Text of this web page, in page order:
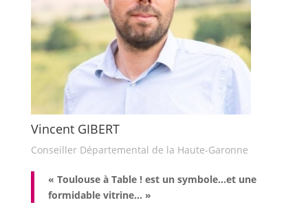
Vincent GIBERT
Conseiller Départemental de la Haute-Garonne
« Toulouse à Table ! est un symbole…et une
formidable vitrine… »